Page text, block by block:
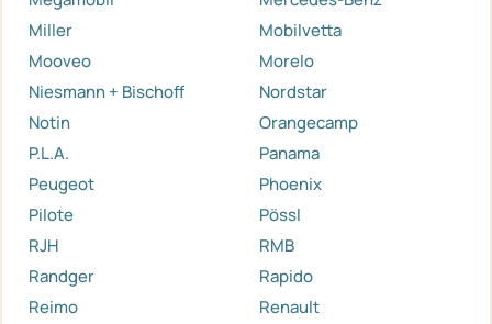
Miller
Mobilvetta
Mooveo
Morelo
Niesmann + Bischoff
Nordstar
Notin
Orangecamp
P.L.A.
Panama
Peugeot
Phoenix
Pilote
Pössl
RJH
RMB
Randger
Rapido
Reimo
Renault